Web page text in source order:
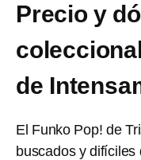
Precio y
de
El Funko Pop! de
buscados y